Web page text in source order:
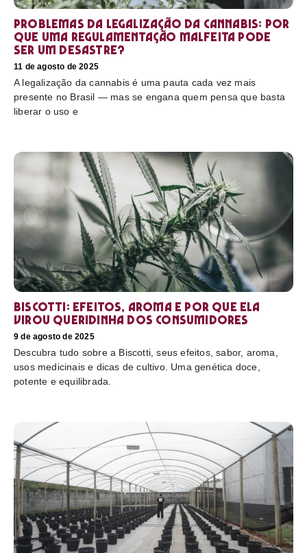
Problemas da legalização da cannabis: por
que uma regulamentação malfeita pode
ser um desastre?
11 de agosto de 2025
A legalização da cannabis é uma pauta cada vez mais
presente no Brasil — mas se engana quem pensa que basta
liberar o uso e
Biscotti: efeitos, aroma e por que ela
virou queridinha dos consumidores
9 de agosto de 2025
Descubra tudo sobre a Biscotti, seus efeitos, sabor, aroma,
usos medicinais e dicas de cultivo. Uma genética doce,
potente e equilibrada.